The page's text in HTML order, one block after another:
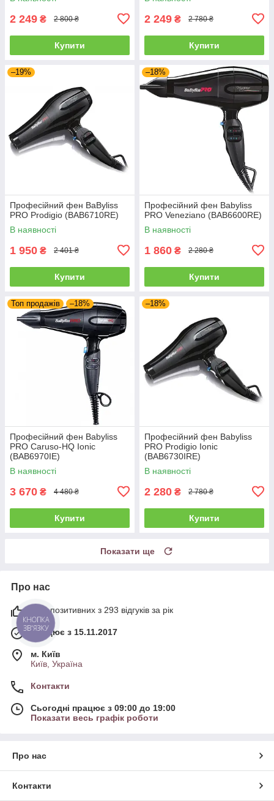
2 249 ₴ 2 800 ₴
Купити
2 249 ₴ 2 780 ₴
Купити
–19%
Професійний фен BaByliss
PRO Prodigio (BAB6710RE)
В наявності
1 950 ₴ 2 401 ₴
Купити
–18%
Професійний фен Babyliss
PRO Veneziano (BAB6600RE)
В наявності
1 860 ₴ 2 280 ₴
Купити
Топ продажів –18%
Професійний фен Babyliss
PRO Caruso-HQ Ionic
(BAB6970IE)
В наявності
3 670 ₴ 4 480 ₴
Купити
–18%
Професійний фен Babyliss
PRO Prodigio Ionic
(BAB6730IRE)
В наявності
2 280 ₴ 2 780 ₴
Купити
Показати ще
Про нас
99% позитивних з 293 відгуків за рік
Працює з 15.11.2017
м. Київ
Київ, Україна
Контакти
Сьогодні працює з 09:00 до 19:00
Показати весь графік роботи
Про нас
Контакти
КНОПКА
ЗВ'ЯЗКУ